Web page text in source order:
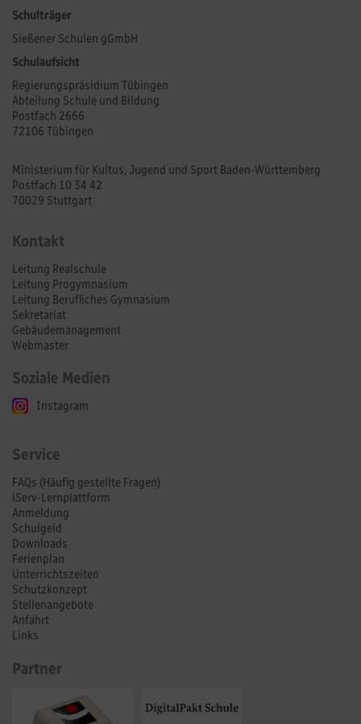
Schulträger
Sießener Schulen gGmbH
Schulaufsicht
Regierungspräsidium Tübingen
Abteilung Schule und Bildung
Postfach 2666
72106 Tübingen
Ministerium für Kultus, Jugend und Sport Baden-Württemberg
Postfach 10 34 42
70029 Stuttgart
Kontakt
Leitung Realschule
Leitung Progymnasium
Leitung Berufliches Gymnasium
Sekretariat
Gebäudemanagement
Webmaster
Soziale Medien
Instagram
Service
FAQs (Häufig gestellte Fragen)
iServ-Lernplattform
Anmeldung
Schulgeld
Downloads
Ferienplan
Unterrichtszeiten
Schutzkonzept
Stellenangebote
Anfahrt
Links
Partner